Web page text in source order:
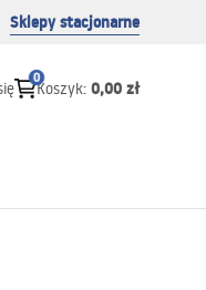
Sklepy stacjonarne
0
Koszyk: 0,00 zł